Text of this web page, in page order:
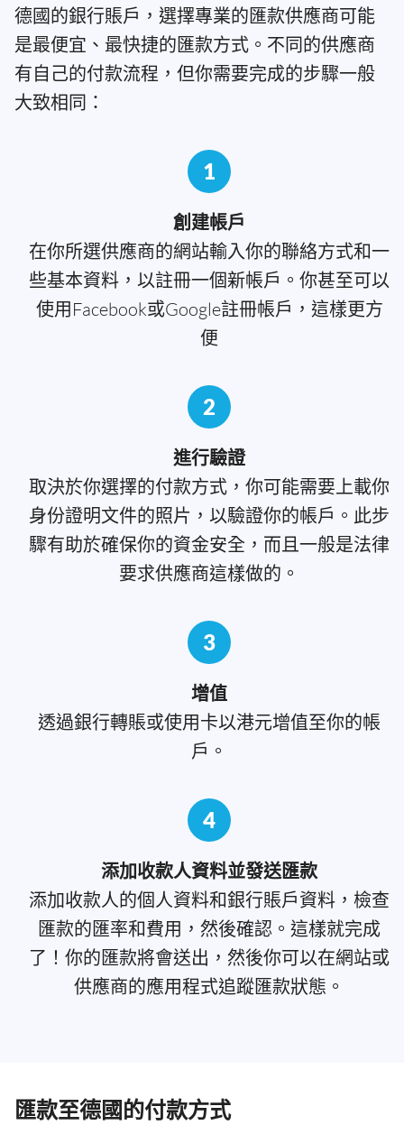
德國的銀行賬戶，選擇專業的匯款供應商可能
是最便宜、最快捷的匯款方式。不同的供應商
有自己的付款流程，但你需要完成的步驟一般
大致相同：
1
創建帳戶
在你所選供應商的網站輸入你的聯絡方式和一
些基本資料，以註冊一個新帳戶。你甚至可以
使用Facebook或Google註冊帳戶，這樣更方
便
2
進行驗證
取決於你選擇的付款方式，你可能需要上載你
身份證明文件的照片，以驗證你的帳戶。此步
驟有助於確保你的資金安全，而且一般是法律
要求供應商這樣做的。
3
增值
透過銀行轉賬或使用卡以港元增值至你的帳
戶。
4
添加收款人資料並發送匯款
添加收款人的個人資料和銀行賬戶資料，檢查
匯款的匯率和費用，然後確認。這樣就完成
了！你的匯款將會送出，然後你可以在網站或
供應商的應用程式追蹤匯款狀態。
匯款至德國的付款方式